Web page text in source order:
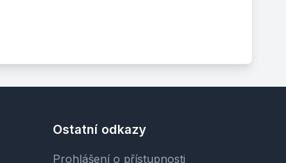
Ostatní odkazy
Prohlášení o přístupnosti